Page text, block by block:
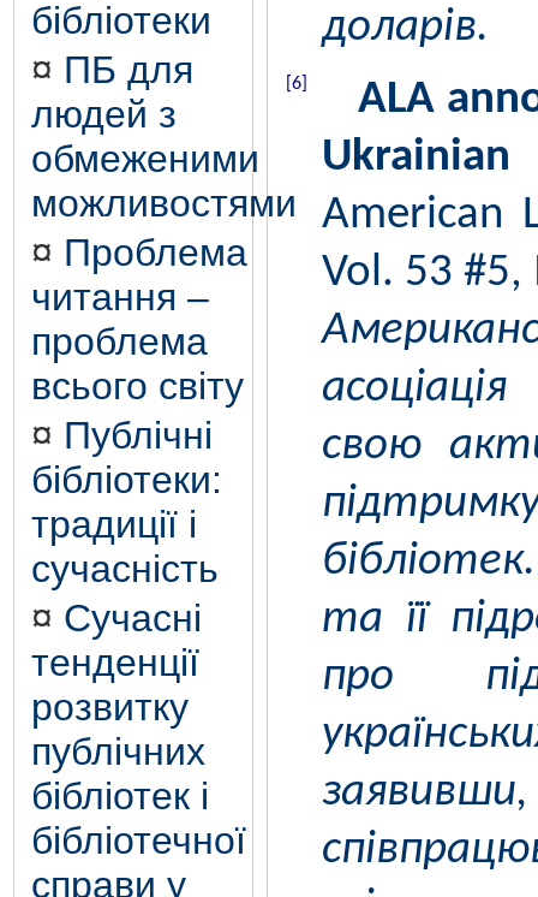
бібліотеки
¤ ПБ для
людей з
обмеженими
можливостями
¤ Проблема
читання –
проблема
всього світу
¤ Публічні
бібліотеки:
традиції і
сучасність
¤ Сучасні
тенденції
розвитку
публічних
бібліотек і
бібліотечної
справи у
доларів.
[6]
ALA
American
Vol. 53
свою
та її
про